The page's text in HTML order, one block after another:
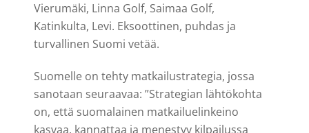
Vierumäki, Linna Golf, Saimaa Golf,
Katinkulta, Levi. Eksoottinen, puhdas ja
turvallinen Suomi vetää.
Suomelle on tehty matkailustrategia, jossa
sanotaan seuraavaa: ”Strategian lähtökohta
on, että suomalainen matkailuelinkeino
kasvaa, kannattaa ja menestyy kilpailussa